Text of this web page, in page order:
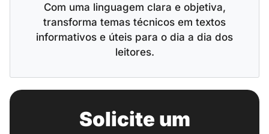
Com uma linguagem clara e objetiva,
transforma temas técnicos em textos
informativos e úteis para o dia a dia dos
leitores.
Solicite um